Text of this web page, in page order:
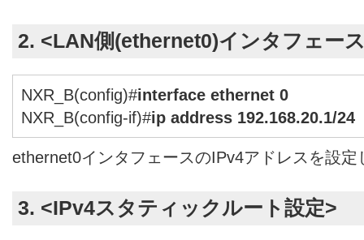
2. <LAN側(ethernet0)インタフェー
NXR_B(config)#interface ethernet 0
NXR_B(config-if)#ip address 192.168.20.1/24
ethernet0インタフェースのIPv4アドレスを設定
3. <IPv4スタティックルート設定>